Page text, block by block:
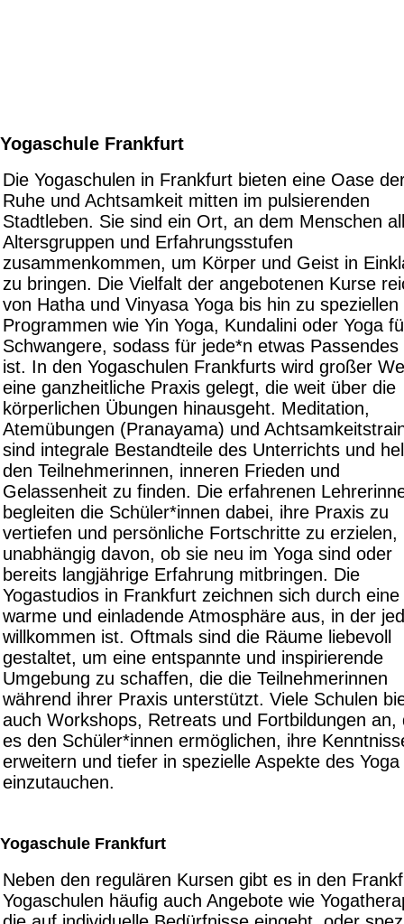
Yogaschule Frankfurt
Die Yogaschulen in Frankfurt bieten eine Oase
Ruhe und Achtsamkeit mitten im pulsierenden
Stadtleben. Sie sind ein Ort, an dem Menschen
Altersgruppen und Erfahrungsstufen
zusammenkommen, um Körper und Geist in
zu bringen. Die Vielfalt der angebotenen Kurse
von Hatha und Vinyasa Yoga bis hin zu speziellen
Programmen wie Yin Yoga, Kundalini oder Yoga
Schwangere, sodass für jede*n etwas Passendes
ist. In den Yogaschulen Frankfurts wird großer
eine ganzheitliche Praxis gelegt, die weit über die
körperlichen Übungen hinausgeht. Meditation,
Atemübungen (Pranayama) und
sind integrale Bestandteile des Unterrichts und
den Teilnehmerinnen, inneren Frieden und
Gelassenheit zu finden. Die erfahrenen
begleiten die Schüler*innen dabei, ihre Praxis zu
vertiefen und persönliche Fortschritte zu erzielen,
unabhängig davon, ob sie neu im Yoga sind oder
bereits langjährige Erfahrung mitbringen. Die
Yogastudios in Frankfurt zeichnen sich durch eine
warme und einladende Atmosphäre aus, in der
willkommen ist. Oftmals sind die Räume liebevoll
gestaltet, um eine entspannte und inspirierende
Umgebung zu schaffen, die die Teilnehmerinnen
während ihrer Praxis unterstützt. Viele Schulen
auch Workshops, Retreats und Fortbildungen an,
es den Schüler*innen ermöglichen, ihre
erweitern und tiefer in spezielle Aspekte des Yoga
einzutauchen.
Yogaschule Frankfurt
Neben den regulären Kursen gibt es in den
Yogaschulen häufig auch Angebote wie